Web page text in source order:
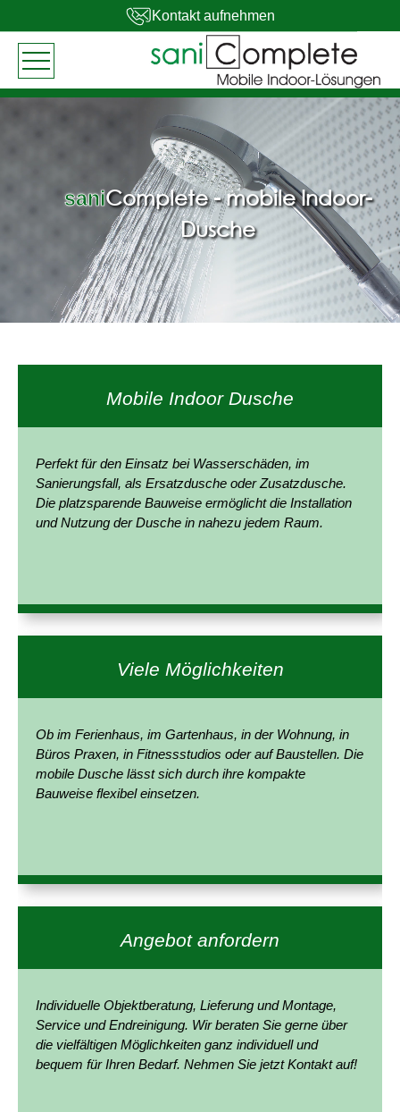
Kontakt aufnehmen
saniComplete - mobile Indoor-
Dusche
Mobile Indoor Dusche
Perfekt für den Einsatz bei Wasserschäden, im
Sanierungsfall, als Ersatzdusche oder Zusatzdusche.
Die platzsparende Bauweise ermöglicht die Installation
und Nutzung der Dusche in nahezu jedem Raum.
Viele Möglichkeiten
Ob im Ferienhaus, im Gartenhaus, in der Wohnung, in
Büros Praxen, in Fitnessstudios oder auf Baustellen. Die
mobile Dusche lässt sich durch ihre kompakte
Bauweise flexibel einsetzen.
Angebot anfordern
Individuelle Objektberatung, Lieferung und Montage,
Service und Endreinigung. Wir beraten Sie gerne über
die vielfältigen Möglichkeiten ganz individuell und
bequem für Ihren Bedarf. Nehmen Sie jetzt Kontakt auf!